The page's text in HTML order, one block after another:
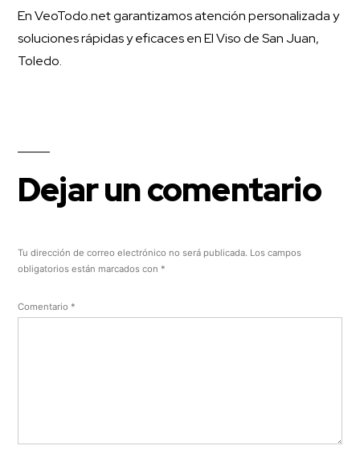
En VeoTodo.net garantizamos atención personalizada y
soluciones rápidas y eficaces en El Viso de San Juan,
Toledo.
Dejar un comentario
Tu dirección de correo electrónico no será publicada. Los campos
obligatorios están marcados con *
Comentario *